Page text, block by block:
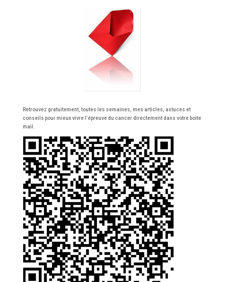
Retrouvez gratuitement, toutes les semaines, mes articles, astuces et
conseils pour mieux vivre l’épreuve du cancer directement dans votre boite
mail.